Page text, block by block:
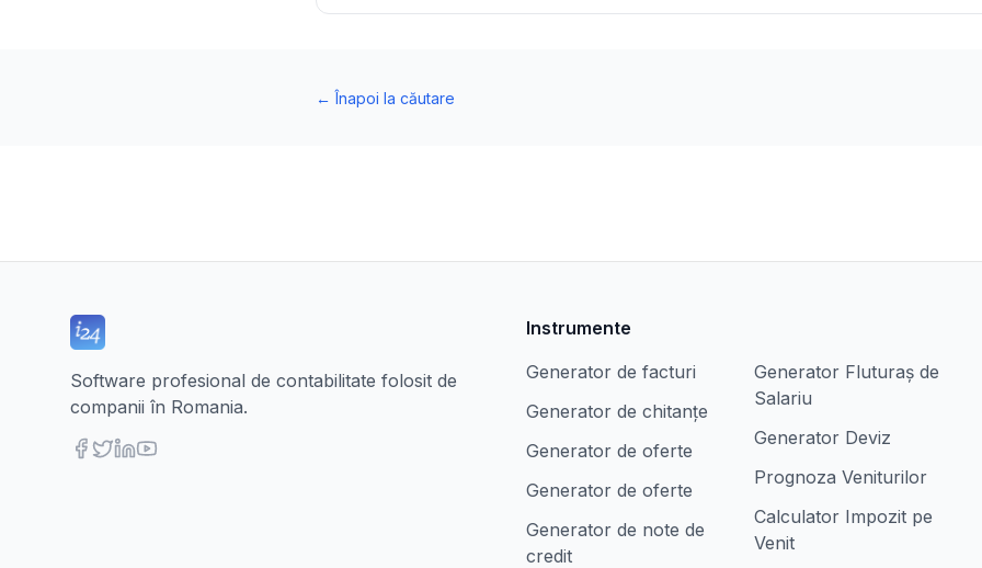
←Înapoi la căutare
Software profesional de contabilitate folosit de
companii în Romania.
Instrumente
Generator de facturi
Generator de chitanțe
Generator de oferte
Generator de oferte
Generator de note de
credit
Generator Fluturaș de
Salariu
Generator Deviz
Prognoza Veniturilor
Calculator Impozit pe
Venit